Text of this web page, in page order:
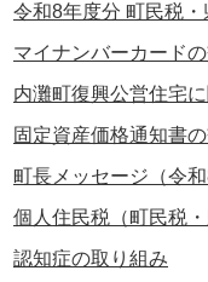
令和8年度分 町民税
マイナンバーカード
内灘町復興公営住宅
固定資産価格通知書
町長メッセージ（令和
個人住民税（町民税
認知症の取り組み